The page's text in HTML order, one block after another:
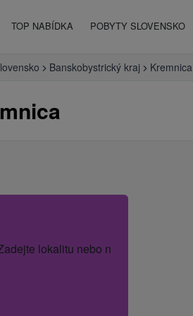
TOP NABÍDKA POBYTY SLOVENSKO
Banskobystrický kraj Kremnica
lokalitu nebo název hotelu.